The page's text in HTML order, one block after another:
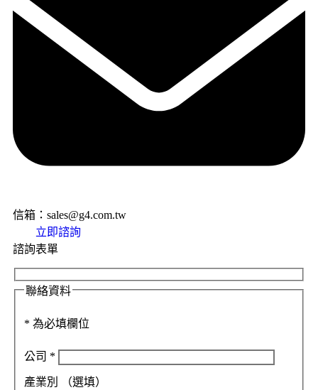
信箱：sales@g4.com.tw
立即諮詢
諮詢表單
聯絡資料
* 為必填欄位
公司 *
產業別 （選填）